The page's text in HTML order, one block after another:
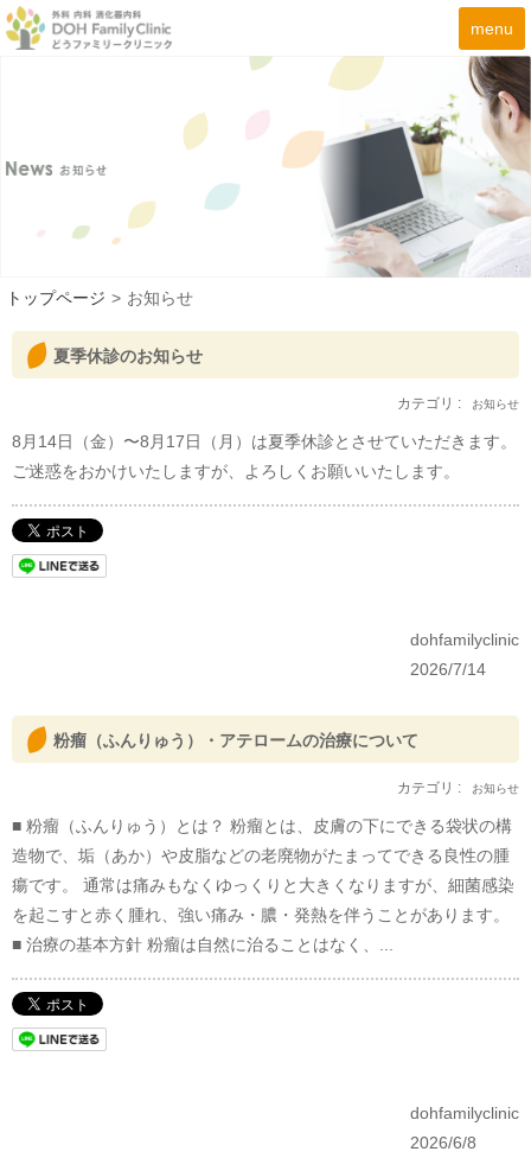
menu
トップページ > お知らせ
夏季休診のお知らせ
カテゴリ : お知らせ
8月14日（金）〜8月17日（月）は夏季休診とさせていただきます。
ご迷惑をおかけいたしますが、よろしくお願いいたします。
dohfamilyclinic
2026/7/14
粉瘤（ふんりゅう）・アテロームの治療について
カテゴリ : お知らせ
■ 粉瘤（ふんりゅう）とは？ 粉瘤とは、皮膚の下にできる袋状の構
造物で、垢（あか）や皮脂などの老廃物がたまってできる良性の腫
瘍です。 通常は痛みもなくゆっくりと大きくなりますが、細菌感染
を起こすと赤く腫れ、強い痛み・膿・発熱を伴うことがあります。
■ 治療の基本方針 粉瘤は自然に治ることはなく、...
dohfamilyclinic
2026/6/8